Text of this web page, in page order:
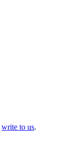
write to us.